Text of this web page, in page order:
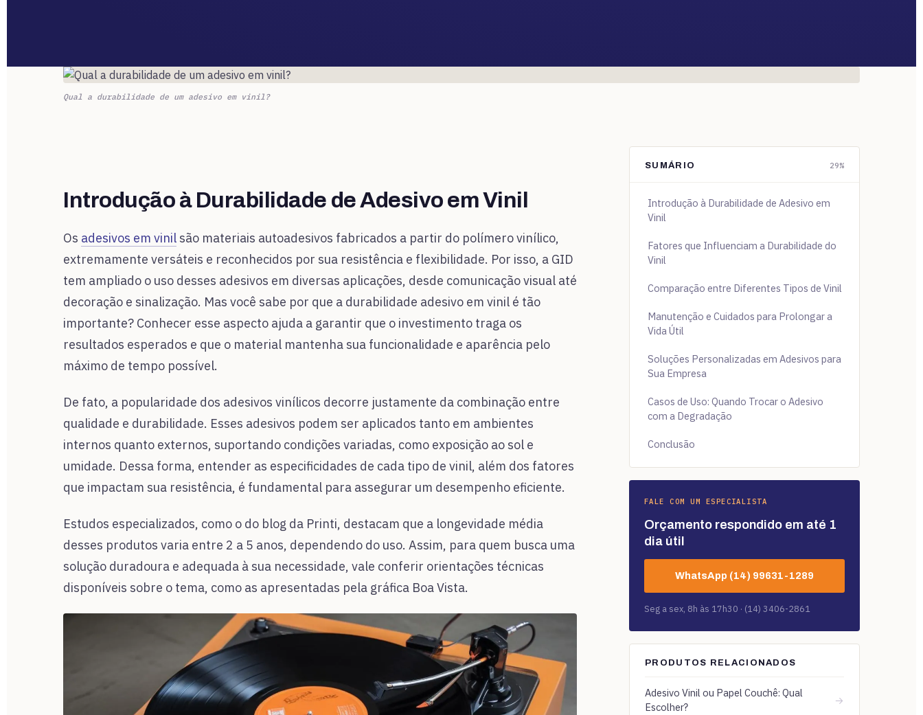
Qual a durabilidade de um adesivo em vinil?
Introdução à Durabilidade de Adesivo em Vinil
Os adesivos em vinil são materiais autoadesivos fabricados a partir do polímero vinílico,
extremamente versáteis e reconhecidos por sua resistência e flexibilidade. Por isso, a GID
tem ampliado o uso desses adesivos em diversas aplicações, desde comunicação visual até
decoração e sinalização. Mas você sabe por que a durabilidade adesivo em vinil é tão
importante? Conhecer esse aspecto ajuda a garantir que o investimento traga os
resultados esperados e que o material mantenha sua funcionalidade e aparência pelo
máximo de tempo possível.
De fato, a popularidade dos adesivos vinílicos decorre justamente da combinação entre
qualidade e durabilidade. Esses adesivos podem ser aplicados tanto em ambientes
internos quanto externos, suportando condições variadas, como exposição ao sol e
umidade. Dessa forma, entender as especificidades de cada tipo de vinil, além dos fatores
que impactam sua resistência, é fundamental para assegurar um desempenho eficiente.
Estudos especializados, como o do blog da Printi, destacam que a longevidade média
desses produtos varia entre 2 a 5 anos, dependendo do uso. Assim, para quem busca uma
solução duradoura e adequada à sua necessidade, vale conferir orientações técnicas
disponíveis sobre o tema, como as apresentadas pela gráfica Boa Vista.
SUMÁRIO 29%
Introdução à Durabilidade de Adesivo em
Vinil
Fatores que Influenciam a Durabilidade do
Vinil
Comparação entre Diferentes Tipos de Vinil
Manutenção e Cuidados para Prolongar a
Vida Útil
Soluções Personalizadas em Adesivos para
Sua Empresa
Casos de Uso: Quando Trocar o Adesivo
com a Degradação
Conclusão
FALE COM UM ESPECIALISTA
Orçamento respondido em até 1
dia útil
WhatsApp (14) 99631-1289
Seg a sex, 8h às 17h30 · (14) 3406-2861
PRODUTOS RELACIONADOS
Adesivo Vinil ou Papel Couchê: Qual
Escolher?
→